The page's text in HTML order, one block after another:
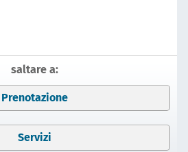
saltare a:
Prenotazione
Servizi